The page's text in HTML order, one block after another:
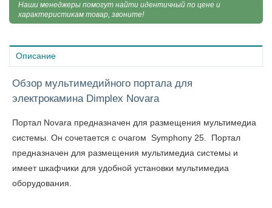
Наши менеджеры помогут найти идентичный по цене и
характеристикам товар, звоните!
Описание
Обзор мультимедийного портала для
электрокамина Dimplex Novara
Портал Novara предназначен для размещения мультимедиа
системы. Он сочетается с очагом Symphony 25. Портал
предназначен для размещения мультимедиа системы и
имеет шкафчики для удобной установки мультимедиа
оборудования.